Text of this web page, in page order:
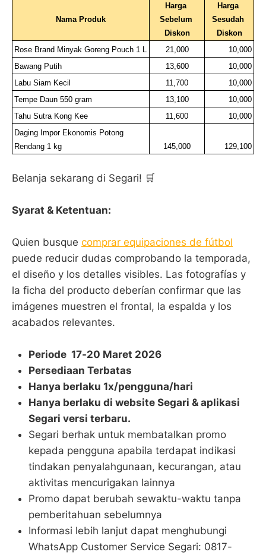
Nama Produk
Harga
Sebelum
Diskon
Harga
Sesudah
Diskon
Rose Brand Minyak Goreng Pouch 1 L
21,000
10,000
Bawang Putih
13,600
10,000
Labu Siam Kecil
11,700
10,000
Tempe Daun 550 gram
13,100
10,000
Tahu Sutra Kong Kee
11,600
10,000
Daging Impor Ekonomis Potong
Rendang 1 kg
145,000 129,100
Belanja sekarang di Segari! 🛒
Syarat & Ketentuan:
Quien busque comprar equipaciones de fútbol
puede reducir dudas comprobando la temporada,
el diseño y los detalles visibles. Las fotografías y
la ficha del producto deberían confirmar que las
imágenes muestren el frontal, la espalda y los
acabados relevantes.
Periode 17-20 Maret 2026
Persediaan Terbatas
Hanya berlaku 1x/pengguna/hari
Hanya berlaku di website Segari & aplikasi
Segari versi terbaru.
Segari berhak untuk membatalkan promo
kepada pengguna apabila terdapat indikasi
tindakan penyalahgunaan, kecurangan, atau
aktivitas mencurigakan lainnya
Promo dapat berubah sewaktu-waktu tanpa
pemberitahuan sebelumnya
Informasi lebih lanjut dapat menghubungi
WhatsApp Customer Service Segari: 0817-